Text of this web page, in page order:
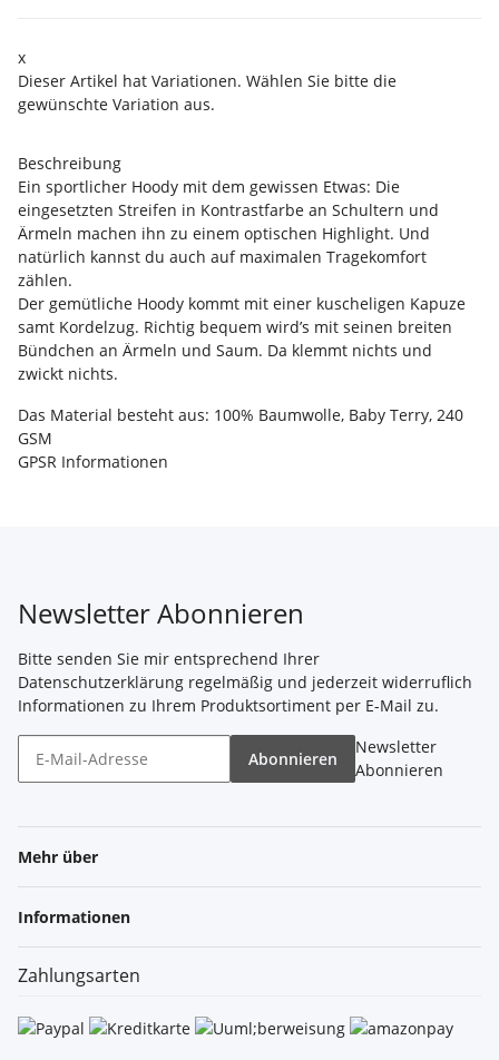
x
Dieser Artikel hat Variationen. Wählen Sie bitte die
gewünschte Variation aus.
Beschreibung
Ein sportlicher Hoody mit dem gewissen Etwas: Die
eingesetzten Streifen in Kontrastfarbe an Schultern und
Ärmeln machen ihn zu einem optischen Highlight. Und
natürlich kannst du auch auf maximalen Tragekomfort
zählen.
Der gemütliche Hoody kommt mit einer kuscheligen Kapuze
samt Kordelzug. Richtig bequem wird’s mit seinen breiten
Bündchen an Ärmeln und Saum. Da klemmt nichts und
zwickt nichts.
Das Material besteht aus: 100% Baumwolle, Baby Terry, 240
GSM
GPSR Informationen
Newsletter Abonnieren
Bitte senden Sie mir entsprechend Ihrer
Datenschutzerklärung regelmäßig und jederzeit widerruflich
Informationen zu Ihrem Produktsortiment per E-Mail zu.
Abonnieren
Newsletter
Abonnieren
Mehr über
Informationen
Zahlungsarten